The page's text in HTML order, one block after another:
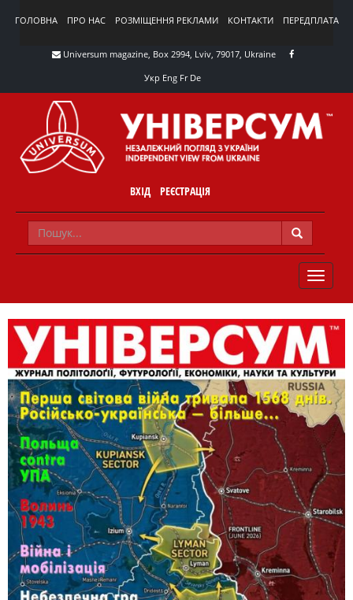
ГОЛОВНА ПРО НАС РОЗМІЩЕННЯ РЕКЛАМИ КОНТАКТИ ПЕРЕДПЛАТА
Universum magazine, Box 2994, Lviv, 79017, Ukraine
Укр Eng Fr De
ВХІД РЕЄСТРАЦІЯ
TOGGLE